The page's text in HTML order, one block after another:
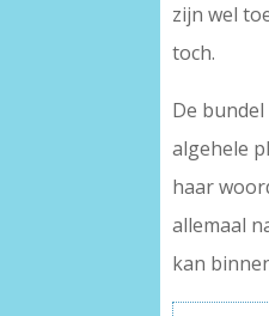
zijn wel
toch.
De
algehele
haar
allemaal
kan